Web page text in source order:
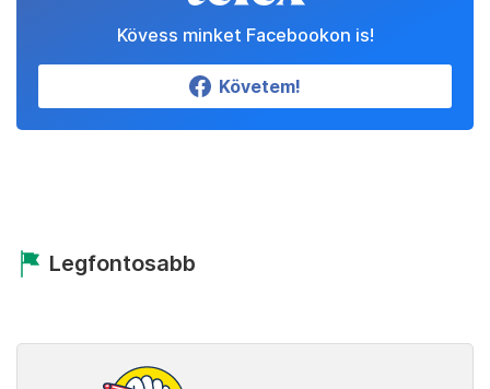
Kövess minket Facebookon is!
Követem!
Legfontosabb